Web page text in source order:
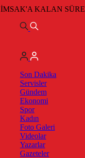
İMSAK'A KALAN SÜRE
Son Dakika
Servisler
Gündem
Ekonomi
Spor
Kadın
Foto Galeri
Videolar
Yazarlar
Gazeteler